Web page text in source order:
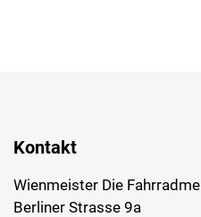
Kontakt
Wienmeister Die
Berliner Strasse 9a